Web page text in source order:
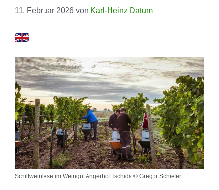
11. Februar 2026 von Karl-Heinz Datum
Schilfweinlese im Weingut Angerhof Tschida © Gregor Schiefer